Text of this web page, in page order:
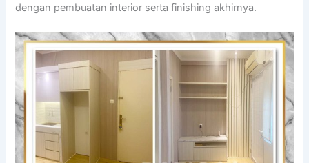
dengan pembuatan interior serta finishing akhirnya.